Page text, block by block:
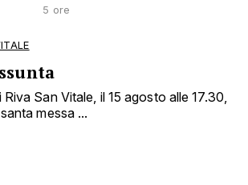
5 ore
San Vitale, il 15 agosto alle 17.30,
messa ...